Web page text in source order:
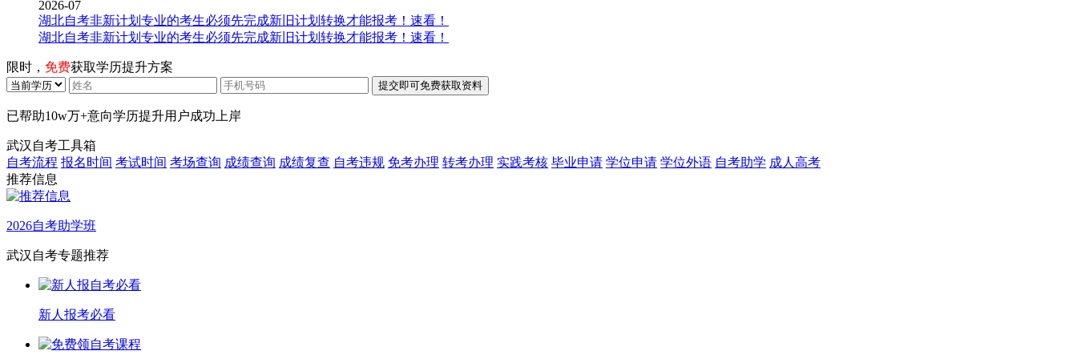
2026-07
湖北自考非新计划专业的考生必须先完成新旧计划转换才能报考！速看！
湖北自考非新计划专业的考生必须先完成新旧计划转换才能报考！速看！
限时， 免费获取学历提升方案
已帮助10w万+意向学历提升用户成功上岸
武汉自考工具箱
自考流程 报名时间 考试时间 考场查询 成绩查询 成绩复查 自考违规 免考办理 转考办理 实践考核 毕业申请 学位申请 学位外语 自考助学 成人高考
推荐信息
2026自考助学班
武汉自考专题推荐
新人报考必看